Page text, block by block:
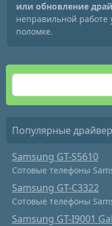
или обновление
неправильной работе
поломке.
Популярные
Samsung GT-S5610
Сотовые телефоны
Samsung GT-C3322
Сотовые телефоны
Samsung GT-I9001